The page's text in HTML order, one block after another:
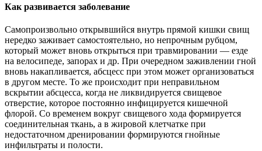
Как развивается заболевание
Самопроизвольно открывшийся внутрь прямой кишки свищ
нередко заживает самостоятельно, но непрочным рубцом,
который может вновь открыться при травмировании — езде
на велосипеде, запорах и др. При очередном заживлении гной
вновь накапливается, абсцесс при этом может организоваться
в другом месте. То же происходит при неправильном
вскрытии абсцесса, когда не ликвидируется свищевое
отверстие, которое постоянно инфицируется кишечной
флорой. Со временем вокруг свищевого хода формируется
соединительная ткань, а в жировой клетчатке при
недостаточном дренировании формируются гнойные
инфильтраты и полости.